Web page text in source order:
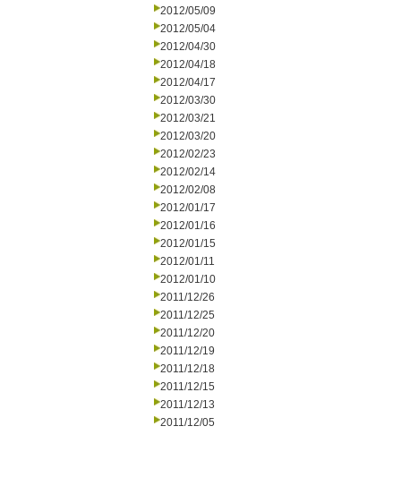
2012/05/09
2012/05/04
2012/04/30
2012/04/18
2012/04/17
2012/03/30
2012/03/21
2012/03/20
2012/02/23
2012/02/14
2012/02/08
2012/01/17
2012/01/16
2012/01/15
2012/01/11
2012/01/10
2011/12/26
2011/12/25
2011/12/20
2011/12/19
2011/12/18
2011/12/15
2011/12/13
2011/12/05